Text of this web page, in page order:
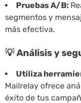
Pruebas A/B:
segmentos y
más efectiva.
💡 Análisis y
Utiliza
Mailrelay ofrece
éxito de tus